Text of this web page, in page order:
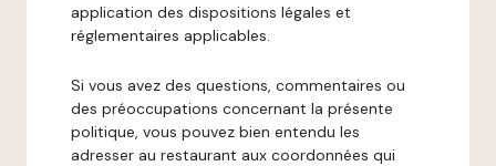
application des dispositions légales et
réglementaires applicables.
Si vous avez des questions, commentaires ou
des préoccupations concernant la présente
politique, vous pouvez bien entendu les
adresser au restaurant aux coordonnées qui